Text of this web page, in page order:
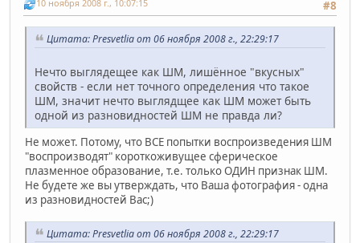
#8
10 ноября 2008 г., 10:07:15
Цитата: Presvetlia от 06 ноября 2008 г., 22:29:17
Нечто выглядещее как ШМ, лишённое "вкусных"
свойств - если нет точного определения что такое
ШМ, значит нечто выглядщее как ШМ может быть
одной из разновидностей ШМ не правда ли?
Не может. Потому, что ВСЕ попытки воспроизведения ШМ
"воспроизводят" короткоживущее сферическое
плазменное образование, т.е. только ОДИН признак ШМ.
Не будете же вы утверждать, что Ваша фотография - одна
из разновидностей Вас;)
Цитата: Presvetlia от 06 ноября 2008 г., 22:29:17